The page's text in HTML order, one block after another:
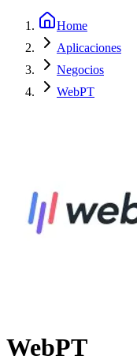
Home
Aplicaciones
Negocios
WebPT
WebPT